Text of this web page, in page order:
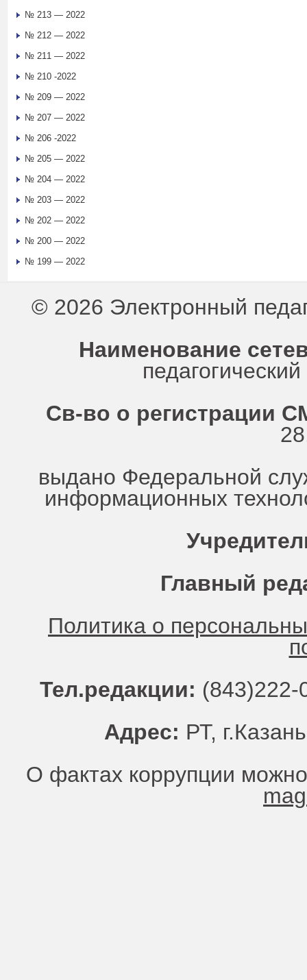
№ 213 — 2022
№ 212 — 2022
№ 211 — 2022
№ 210 -2022
№ 209 — 2022
№ 207 — 2022
№ 206 -2022
№ 205 — 2022
№ 204 — 2022
№ 203 — 2022
№ 202 — 2022
№ 200 — 2022
№ 199 — 2022
© 2026 Электронный
Наименование
Св-во о регистрации
выдано Федеральной
информационных
Главный
Политика о
Тел.редакции:
Адрес: РТ,
О фактах коррупции